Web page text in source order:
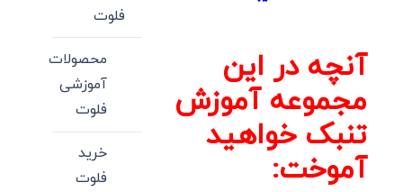
آنچه در این
مجموعه آموزش
تنبک خواهید
آموخت:
فلوت
محصولات
آموزشی
فلوت
خرید
فلوت